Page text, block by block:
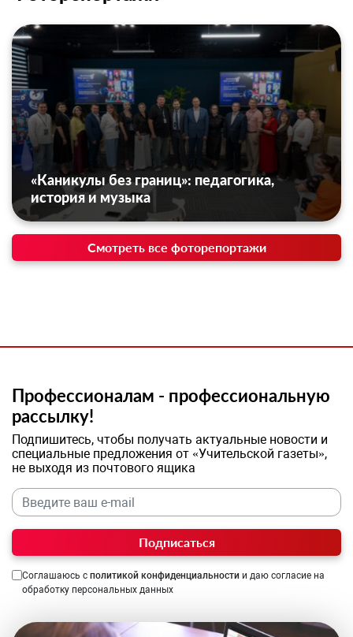
«Каникулы без границ»: педагогика,
история и музыка
Смотреть все фоторепортажи
Профессионалам - профессиональную
рассылку!
Подпишитесь, чтобы получать актуальные новости и
специальные предложения от «Учительской газеты»,
не выходя из почтового ящика
Подписаться
Соглашаюсь с политикой конфиденциальности и даю согласие на
обработку персональных данных